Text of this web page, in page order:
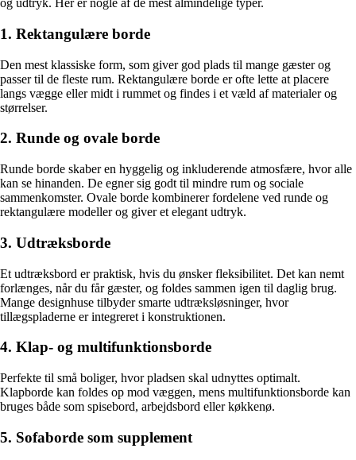
og udtryk. Her er nogle af de mest almindelige typer.
1. Rektangulære borde
Den mest klassiske form, som giver god plads til mange gæster og
passer til de fleste rum. Rektangulære borde er ofte lette at placere
langs vægge eller midt i rummet og findes i et væld af materialer og
størrelser.
2. Runde og ovale borde
Runde borde skaber en hyggelig og inkluderende atmosfære, hvor alle
kan se hinanden. De egner sig godt til mindre rum og sociale
sammenkomster. Ovale borde kombinerer fordelene ved runde og
rektangulære modeller og giver et elegant udtryk.
3. Udtræksborde
Et udtræksbord er praktisk, hvis du ønsker fleksibilitet. Det kan nemt
forlænges, når du får gæster, og foldes sammen igen til daglig brug.
Mange designhuse tilbyder smarte udtræksløsninger, hvor
tillægspladerne er integreret i konstruktionen.
4. Klap- og multifunktionsborde
Perfekte til små boliger, hvor pladsen skal udnyttes optimalt.
Klapborde kan foldes op mod væggen, mens multifunktionsborde kan
bruges både som spisebord, arbejdsbord eller køkkenø.
5. Sofaborde som supplement